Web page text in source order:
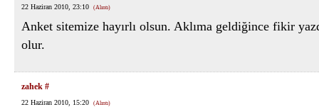
22 Haziran 2010, 23:10 (Alıntı)
Anket sitemize hayırlı olsun. Aklıma geldiğince fikir
olur.
zahek #
22 Haziran 2010, 15:20 (Alıntı)